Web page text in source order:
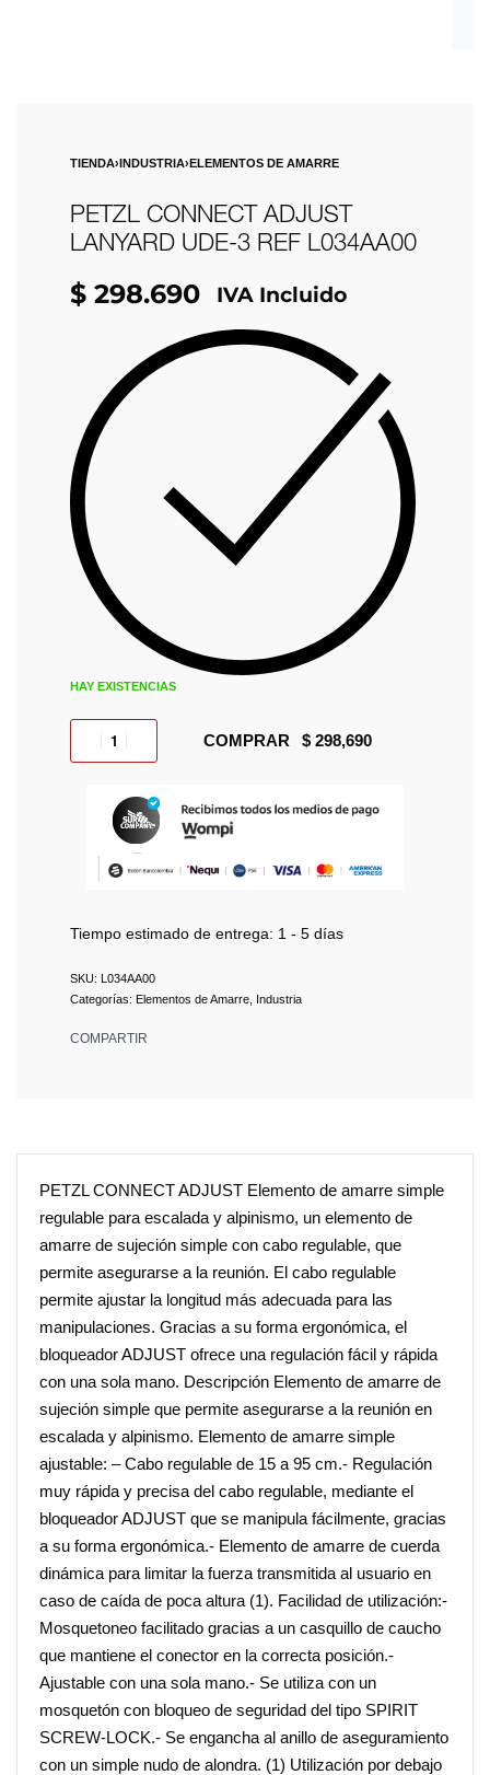
TIENDA›INDUSTRIA›ELEMENTOS DE AMARRE
PETZL CONNECT ADJUST
LANYARD UDE-3 REF L034AA00
$ 298.690 IVA Incluido
HAY EXISTENCIAS
COMPRAR
Tiempo estimado de entrega: 1 - 5 días
L034AA00
Categorías: Elementos de Amarre Industria
COMPARTIR
PETZL CONNECT ADJUST Elemento de amarre simple
regulable para escalada y alpinismo, un elemento de
amarre de sujeción simple con cabo regulable, que
permite asegurarse a la reunión. El cabo regulable
permite ajustar la longitud más adecuada para las
manipulaciones. Gracias a su forma ergonómica, el
bloqueador ADJUST ofrece una regulación fácil y rápida
con una sola mano. Descripción Elemento de amarre de
sujeción simple que permite asegurarse a la reunión en
escalada y alpinismo. Elemento de amarre simple
ajustable: – Cabo regulable de 15 a 95 cm.- Regulación
muy rápida y precisa del cabo regulable, mediante el
bloqueador ADJUST que se manipula fácilmente, gracias
a su forma ergonómica.- Elemento de amarre de cuerda
dinámica para limitar la fuerza transmitida al usuario en
caso de caída de poca altura (1). Facilidad de utilización:-
Mosquetoneo facilitado gracias a un casquillo de caucho
que mantiene el conector en la correcta posición.-
Ajustable con una sola mano.- Se utiliza con un
mosquetón con bloqueo de seguridad del tipo SPIRIT
SCREW-LOCK.- Se engancha al anillo de aseguramiento
con un simple nudo de alondra. (1) Utilización por debajo